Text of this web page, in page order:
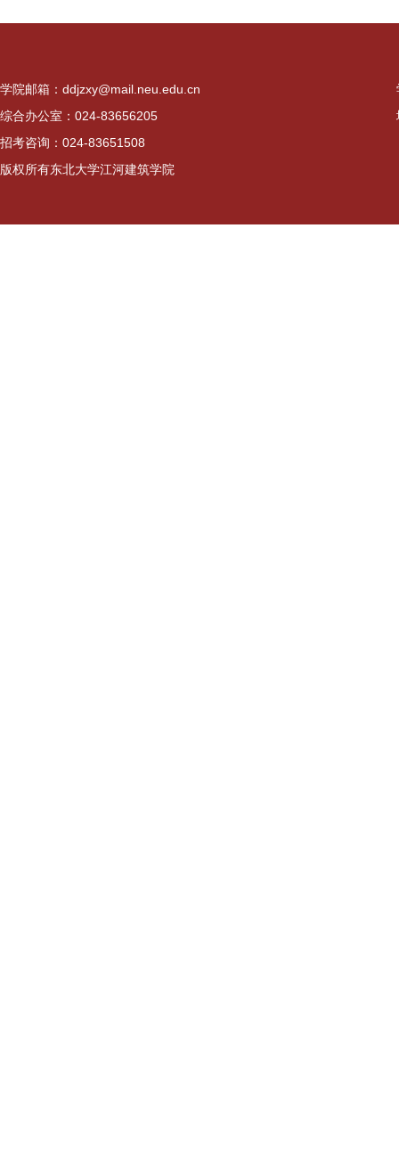
学院邮箱：ddjzxy@mail.neu.edu.cn
综合办公室：024-83656205
招考咨询：024-83651508
版权所有东北大学江河建筑学院